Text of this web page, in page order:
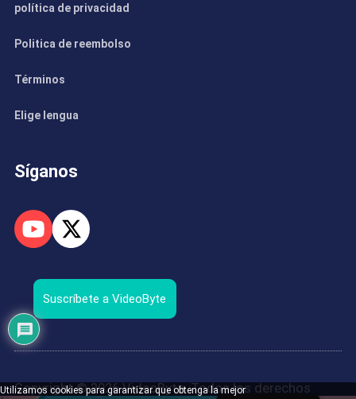
política de privacidad
Politica de reembolso
Términos
Elige lengua
Síganos
Suscríbete a VideoByte
Copyright © 2026 VideoByte. Todos los derechos
Utilizamos cookies para garantizar que obtenga la mejor